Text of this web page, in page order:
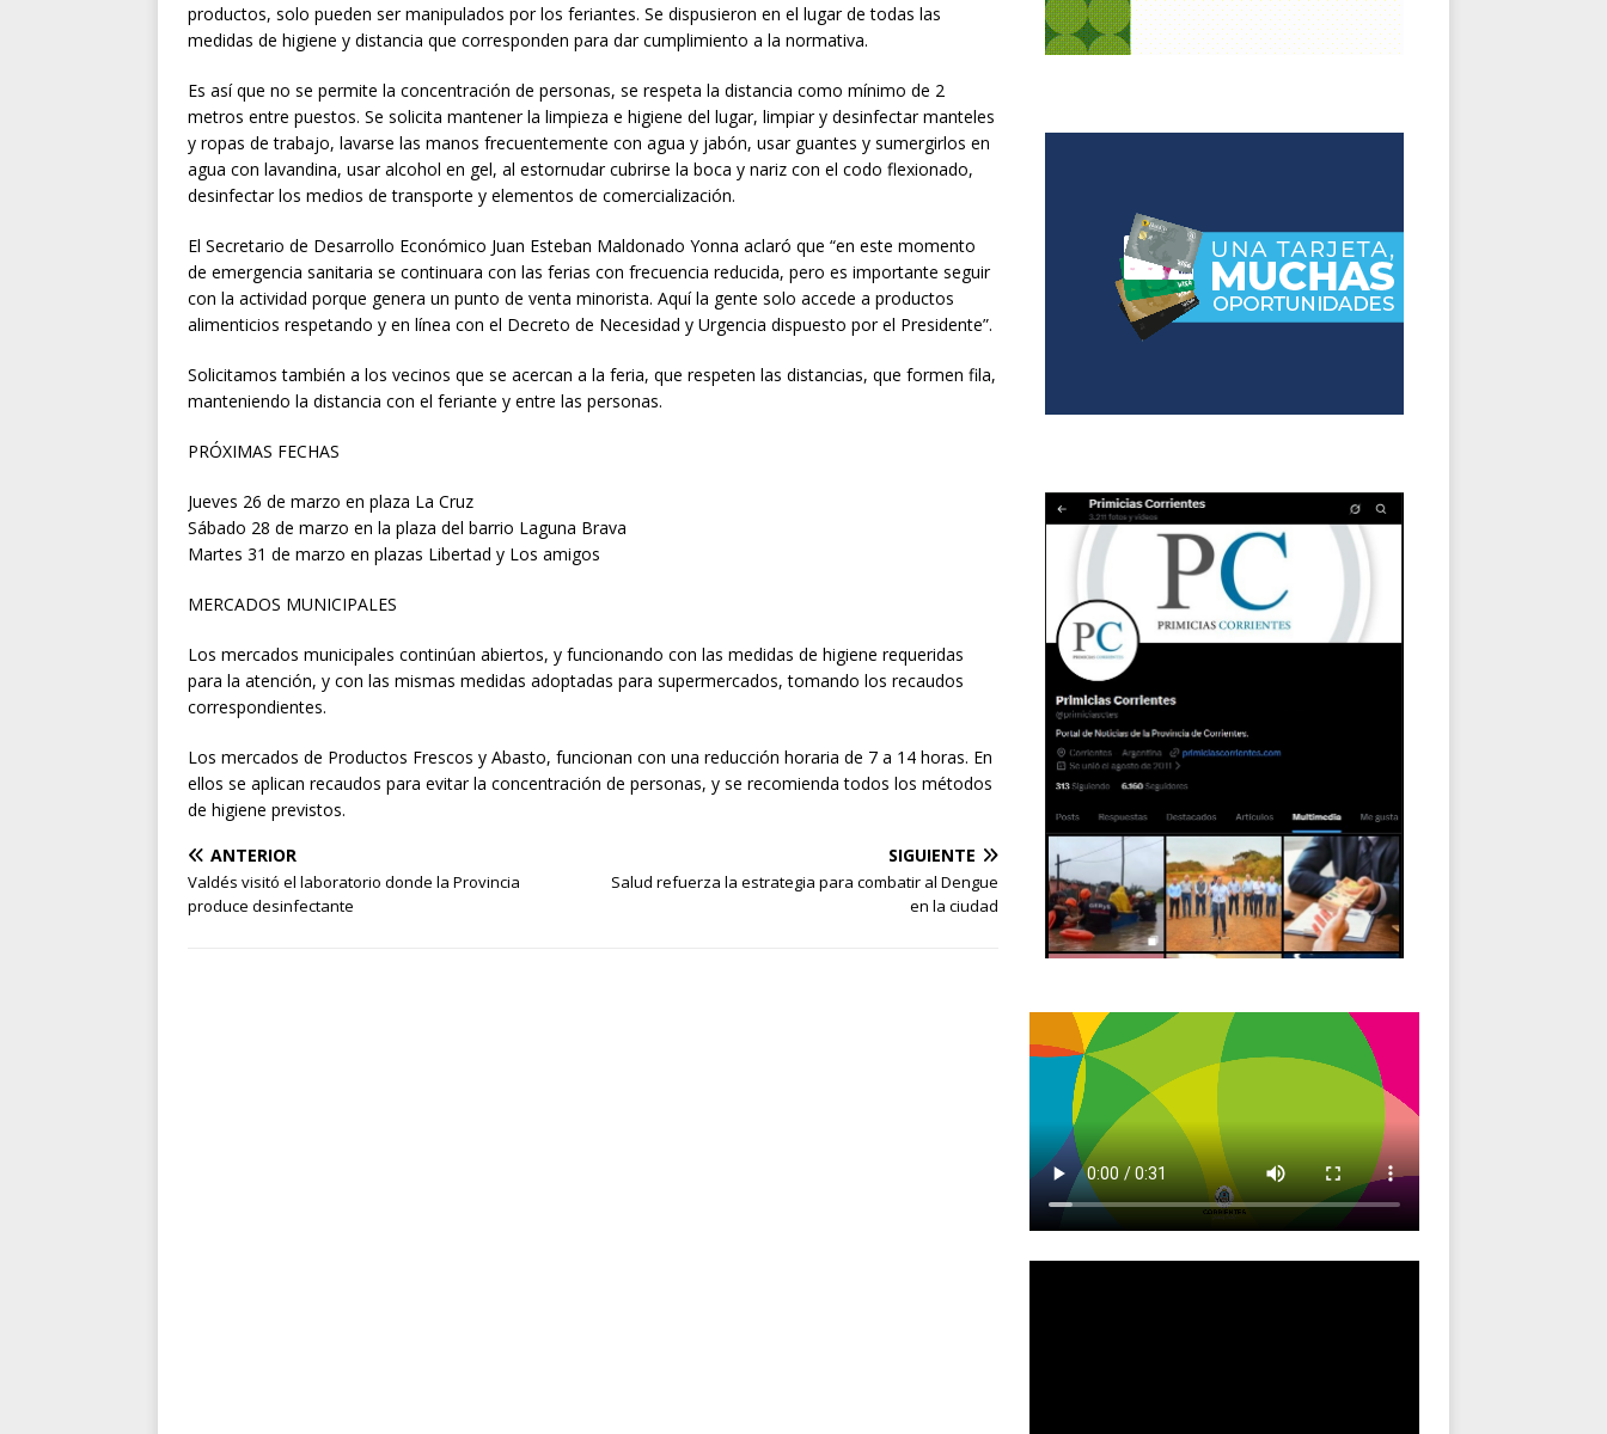
productos, solo pueden ser manipulados por los feriantes. Se dispusieron en el lugar de todas las
medidas de higiene y distancia que corresponden para dar cumplimiento a la normativa.
Es así que no se permite la concentración de personas, se respeta la distancia como mínimo de 2
metros entre puestos. Se solicita mantener la limpieza e higiene del lugar, limpiar y desinfectar manteles
y ropas de trabajo, lavarse las manos frecuentemente con agua y jabón, usar guantes y sumergirlos en
agua con lavandina, usar alcohol en gel, al estornudar cubrirse la boca y nariz con el codo flexionado,
desinfectar los medios de transporte y elementos de comercialización.
El Secretario de Desarrollo Económico Juan Esteban Maldonado Yonna aclaró que “en este momento
de emergencia sanitaria se continuara con las ferias con frecuencia reducida, pero es importante seguir
con la actividad porque genera un punto de venta minorista. Aquí la gente solo accede a productos
alimenticios respetando y en línea con el Decreto de Necesidad y Urgencia dispuesto por el Presidente”.
Solicitamos también a los vecinos que se acercan a la feria, que respeten las distancias, que formen fila,
manteniendo la distancia con el feriante y entre las personas.
PRÓXIMAS FECHAS
Jueves 26 de marzo en plaza La Cruz
Sábado 28 de marzo en la plaza del barrio Laguna Brava
Martes 31 de marzo en plazas Libertad y Los amigos
MERCADOS MUNICIPALES
Los mercados municipales continúan abiertos, y funcionando con las medidas de higiene requeridas
para la atención, y con las mismas medidas adoptadas para supermercados, tomando los recaudos
correspondientes.
Los mercados de Productos Frescos y Abasto, funcionan con una reducción horaria de 7 a 14 horas. En
ellos se aplican recaudos para evitar la concentración de personas, y se recomienda todos los métodos
de higiene previstos.
ANTERIOR
Valdés visitó el laboratorio donde la Provincia
produce desinfectante
SIGUIENTE
Salud refuerza la estrategia para combatir al Dengue
en la ciudad